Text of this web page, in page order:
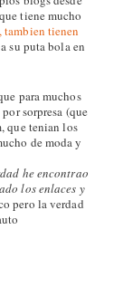
tiene mucho
tambien tienen
su puta bola en
para muchos
sorpresa (que
que tenian los
de moda y
he encontrao
los enlaces y
pero la verdad